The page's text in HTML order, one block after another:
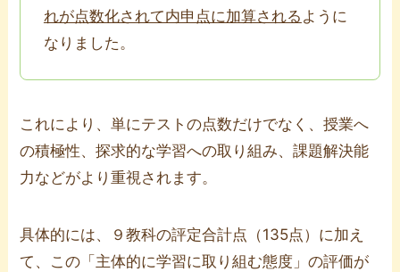
れが点数化されて内申点に加算される ように
なりました。
これにより、単にテストの点数だけでなく、授業へ
の積極性、探求的な学習への取り組み、課題解決能
力などがより重視されます。
具体的には、９教科の評定合計点（135点）に加え
て、この「主体的に学習に取り組む態度」の評価が